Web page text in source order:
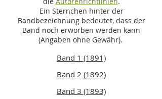
Ein Sternchen hinter der
Bandbezeichnung bedeutet, dass der
Band noch erworben werden kann
(Angaben ohne Gewähr).
Band 1 (1891)
Band 2 (1892)
Band 3 (1893)